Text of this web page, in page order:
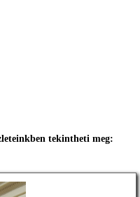
tekintheti meg: